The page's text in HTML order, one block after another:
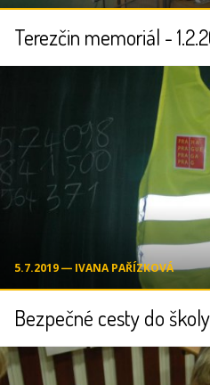
Terezčin memoriál -
5.7.2019 ― IVANA PAŘÍZKOVÁ
Bezpečné cesty do školy